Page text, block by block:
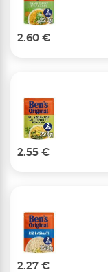
2.60 €
2.55 €
2.27 €